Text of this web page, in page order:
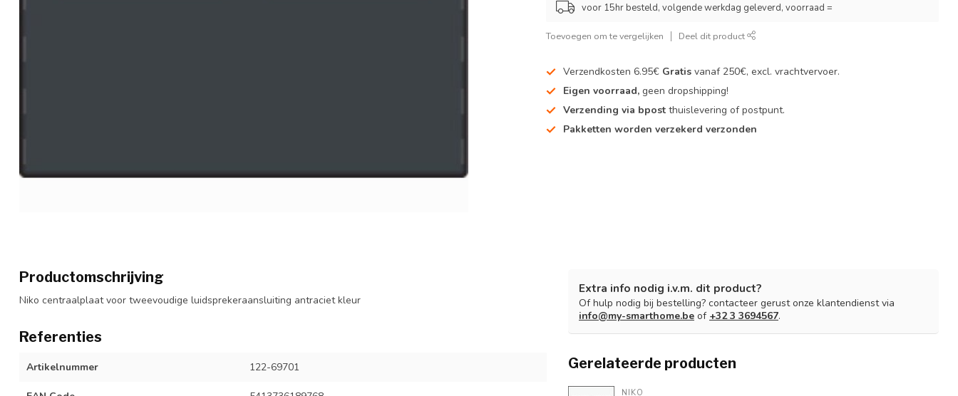
voor 15hr besteld, volgende werkdag geleverd, voorraad =
Toevoegen om te vergelijken Deel dit product
Verzendkosten 6.95€ Gratis vanaf 250€, excl. vrachtvervoer.
Eigen voorraad,geen dropshipping!
Verzending via bpostthuislevering of postpunt.
Pakketten worden verzekerd verzonden
Productomschrijving
Niko centraalplaat voor tweevoudige luidsprekeraansluiting antraciet kleur
Referenties
Artikelnummer 122-69701
Extra info nodig i.v.m. dit product?
Of hulp nodig bij bestelling? contacteer gerust onze klantendienst via
info@my-smarthome.be of +32 3 3694567.
Gerelateerde producten
NIKO